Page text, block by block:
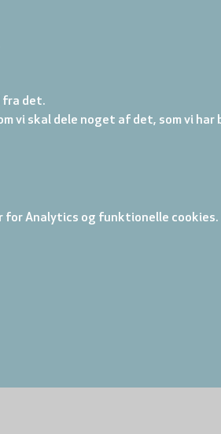
fra det.
vi skal dele noget af det, som vi har
for Analytics og funktionelle cookies.